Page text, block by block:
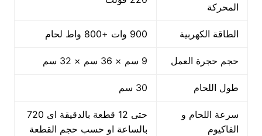
المحركة
الطاقة الكهربية 900 وات +800 واط لحام
حجم حجرة العمل 9 سم × 36 سم × 32 سم
طول اللحام 30 سم
سرعة اللحام و
الفاكيوم
حتى 12 قطعة بالدقيقة اى 720
بالساعة او حسب حجم القطعة